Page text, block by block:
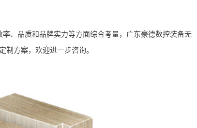
、品质和品牌实力等方面综合考量，广东豪德数控装备无
制方案，欢迎进一步咨询。